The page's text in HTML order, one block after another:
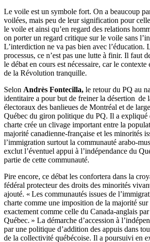
Le voile est un symbole fort. On a beaucoup
voilées, mais peu de leur signification pour
le voile et ainsi qu’en regard des relations
on porter un regard critique sur le voile sans
L’interdiction ne va pas bien avec l’éducation.
processus, ce n’est pas une lutte à finir. Il faut
le débat en cours est nécessaire, car le
de la Révolution tranquille.
Selon Andrès Fontecilla, le retour du PQ au
identitaire a pour but de freiner la désertion de
électoraux des banlieues de Montréal et de
Québec du giron politique du PQ. Il a expliqué
charte crée un clivage important entre la
majorité canadienne-française et les minorités
l’immigration surtout la communauté arabo-
exclut l’éventuel appui à l’indépendance du
partie de cette communauté.
Pire encore, ce débat les confortera dans la
fédéral protecteur des droits des minorités
ajouté. « Les communautés issues de
charte comme une imposition de la majorité
exactement comme celle du Canada-anglais
Québec. » La démarche d’accession à
par une politique d’addition des appuis dans
de la collectivité québécoise. Il a poursuivi en